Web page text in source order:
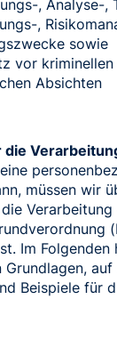
, Analyse-,
,
sowie
vor
Absichten
die
müssen wir
Im Folgenden
Grundlagen,
Beispiele für